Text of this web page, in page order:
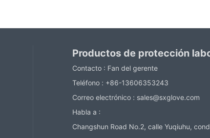
Productos de protección
Contacto : Fan del gerente
Teléfono : +86-13606353243
Correo electrónico : sales@sxglove.com
Habla a :
Changshun Road No.2, calle Yuqiuhu,